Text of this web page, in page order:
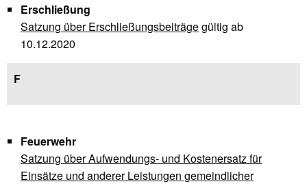
Erschließung
Satzung über Erschließungsbeiträgegültig ab
10.12.2020
F
Feuerwehr
Satzung über Aufwendungs- und Kostenersatz für
Einsätze und anderer Leistungen gemeindlicher